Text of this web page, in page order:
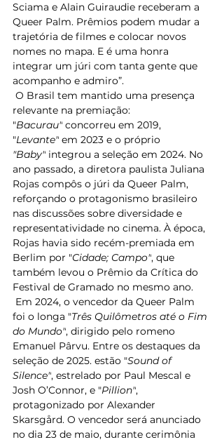
Sciama e Alain Guiraudie receberam a
Queer Palm. Prêmios podem mudar a
trajetória de filmes e colocar novos
nomes no mapa. E é uma honra
integrar um júri com tanta gente que
acompanho e admiro”.
relevante na premiação:
"Bacurau" concorreu em 2019,
"Levante" em 2023 e o próprio
"Baby" integrou a seleção em 2024. No
ano passado, a diretora paulista Juliana
Rojas compôs o júri da Queer Palm,
reforçando o protagonismo brasileiro
nas discussões sobre diversidade e
representatividade no cinema. À época,
Rojas havia sido recém-premiada em
Berlim por "Cidade; Campo", que
também levou o Prêmio da Crítica do
Festival de Gramado no mesmo ano.
foi o longa "Três Quilômetros até o Fim
do Mundo", dirigido pelo romeno
Emanuel Pârvu. Entre os destaques da
seleção de 2025. estão "Sound of
Silence", estrelado por Paul Mescal e
Josh O’Connor, e "Pillion",
protagonizado por Alexander
Skarsgård. O vencedor será anunciado
no dia 23 de maio, durante cerimônia